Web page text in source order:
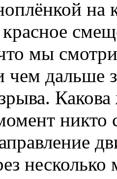
на
мы
чем дальше
Какова
никто